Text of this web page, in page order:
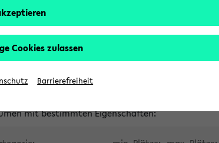
mit bestimmten Eigenschaften:
Cookies zulassen
Barrierefreiheit